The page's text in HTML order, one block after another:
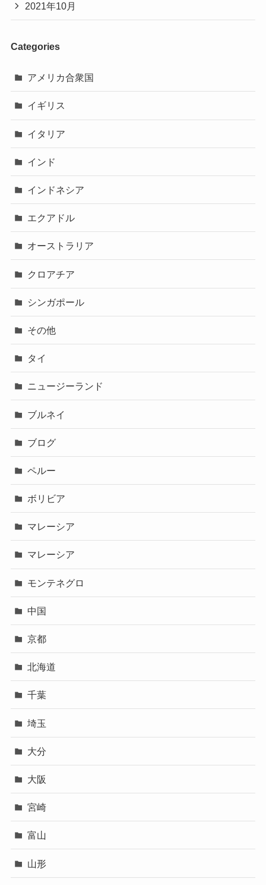
2021年10月
Categories
アメリカ合衆国
イギリス
イタリア
インド
インドネシア
エクアドル
オーストラリア
クロアチア
シンガポール
その他
タイ
ニュージーランド
ブルネイ
ブログ
ペルー
ボリビア
マレーシア
マレーシア
モンテネグロ
中国
京都
北海道
千葉
埼玉
大分
大阪
宮崎
富山
山形